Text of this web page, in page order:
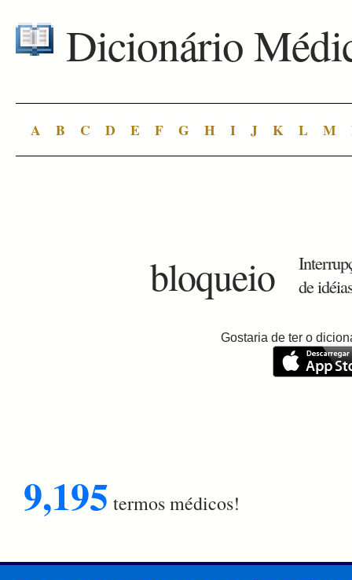
Dicionário
A B C D E F G H I J K L M
bloqueio
de
Gostaria de ter o
9,195 termos médicos!